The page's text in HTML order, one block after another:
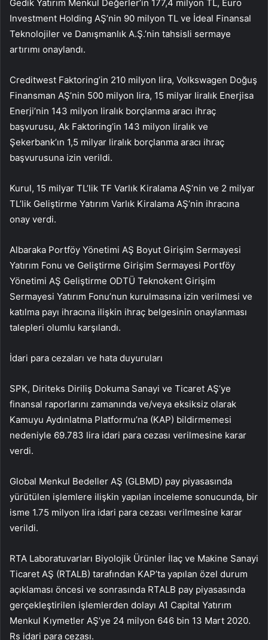
Gedik Yatırım Menkul Değerler’in 177,4 milyon TL, Euro
Investment Holding AŞ’nin 90 milyon TL ve İdeal Finansal
Teknolojiler ve Danışmanlık A.Ş.’nin tahsisli sermaye
artırımı onaylandı.
Creditwest Faktoring’in 210 milyon lira, Volkswagen Doğuş
Finansman AŞ’nin 500 milyon lira, 15 milyar liralık Enerjisa
Enerji’nin 143 milyon liralık borçlanma aracı ihraç
başvurusu, Ak Faktoring’in 143 milyon liralık ve
Şekerbank’ın 1,5 milyar liralık borçlanma aracı ihraç
başvurusuna izin verildi.
Kurul, 15 milyar TL’lik TF Varlık Kiralama AŞ’nin ve 2 milyar
TL’lik Geliştirme Yatırım Varlık Kiralama AŞ’nin ihracına
onay verdi.
Albaraka Portföy Yönetimi AŞ Boyut Girişim Sermayesi
Yatırım Fonu ve Geliştirme Girişim Sermayesi Portföy
Yönetimi AŞ Geliştirme ODTÜ Teknokent Girişim
Sermayesi Yatırım Fonu’nun kurulmasına izin verilmesi ve
katılma payı ihracına ilişkin ihraç belgesinin onaylanması
talepleri olumlu karşılandı.
İdari para cezaları ve hata duyuruları
SPK, Diriteks Diriliş Dokuma Sanayi ve Ticaret AŞ’ye
finansal raporlarını zamanında ve/veya eksiksiz olarak
Kamuyu Aydınlatma Platformu’na (KAP) bildirmemesi
nedeniyle 69.783 lira idari para cezası verilmesine karar
verdi.
Global Menkul Bedeller AŞ (GLBMD) pay piyasasında
yürütülen işlemlere ilişkin yapılan inceleme sonucunda, bir
isme 1.75 milyon lira idari para cezası verilmesine karar
verildi.
RTA Laboratuvarları Biyolojik Ürünler İlaç ve Makine Sanayi
Ticaret AŞ (RTALB) tarafından KAP’ta yapılan özel durum
açıklaması öncesi ve sonrasında RTALB pay piyasasında
gerçekleştirilen işlemlerden dolayı A1 Capital Yatırım
Menkul Kıymetler AŞ’ye 24 milyon 646 bin 13 Mart 2020.
Rs idari para cezası.